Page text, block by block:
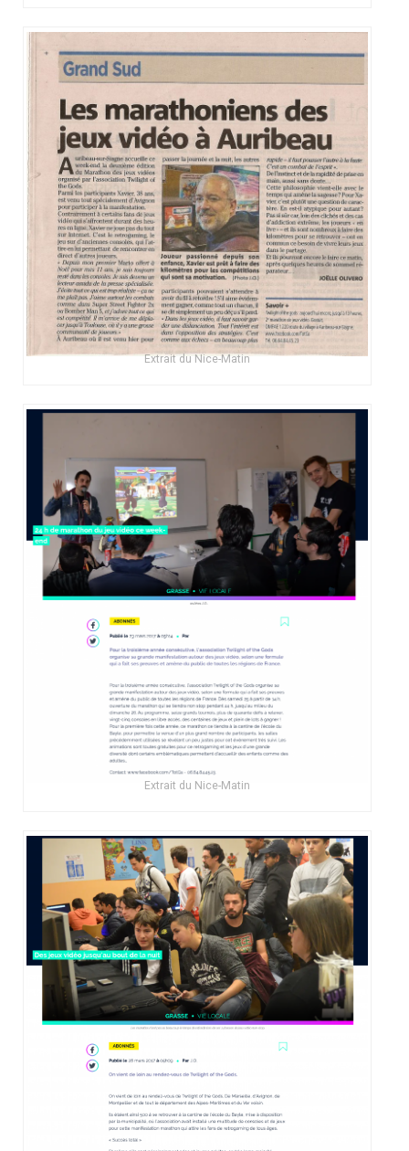
Extrait du Nice-Matin
Extrait du Nice-Matin